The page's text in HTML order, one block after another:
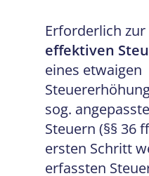
Erforderlich
effektiven
eines etwaigen
sog.
Steuern (§§ 36
ersten Schritt
erfassten